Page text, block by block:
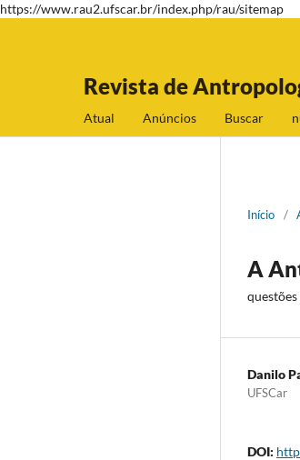
https://www.rau2.ufscar.br/index.php/rau/sitemap
Revista de
Atual Anúncios Buscar
Início /
A
Danilo
UFSCar
DOI: